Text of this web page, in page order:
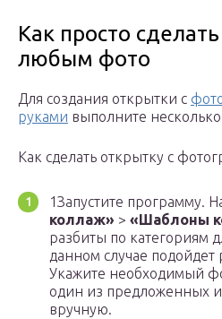
Как просто
любым фото
Для создания открытки с
руками выполните
Как сделать открытку с
1Запустите программу.
коллаж» > «Шаблоны
разбиты по категориям
данном случае подойдет
Укажите необходимый
один из предложенных
вручную.